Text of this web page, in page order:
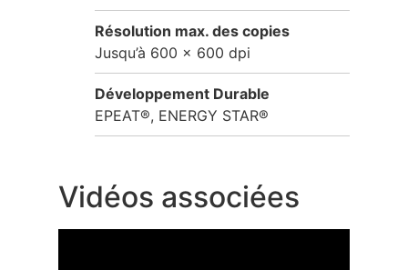
Résolution max. des copies
Jusqu’à 600 x 600 dpi
Développement Durable
EPEAT®, ENERGY STAR®
Vidéos associées